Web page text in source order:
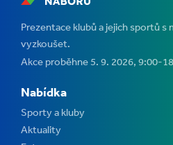
Prezentace klubů a jejich sportů
vyzkoušet.
Akce proběhne 5. 9. 2026, 9:00-
Nabídka
Sporty a kluby
Aktuality